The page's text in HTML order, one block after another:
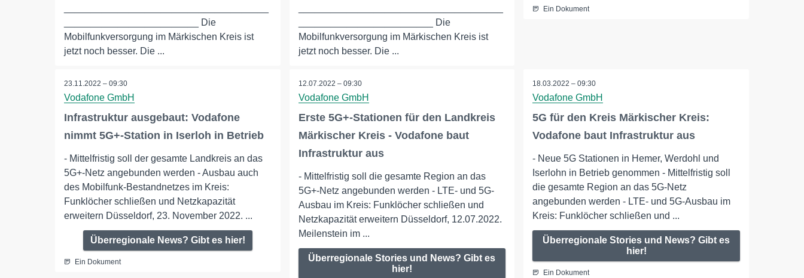
_________________________ Die
Mobilfunkversorgung im Märkischen Kreis ist
jetzt noch besser. Die ...
_________________________ Die
Mobilfunkversorgung im Märkischen Kreis ist
jetzt noch besser. Die ...
Ein Dokument
23.11.2022 – 09:30
Vodafone GmbH
Infrastruktur ausgebaut: Vodafone
nimmt 5G+-Station in Iserloh in Betrieb
- Mittelfristig soll der gesamte Landkreis an das
5G+-Netz angebunden werden - Ausbau auch
des Mobilfunk-Bestandnetzes im Kreis:
Funklöcher schließen und Netzkapazität
erweitern Düsseldorf, 23. November 2022. ...
Überregionale News? Gibt es hier!
Ein Dokument
12.07.2022 – 09:30
Vodafone GmbH
Erste 5G+-Stationen für den Landkreis
Märkischer Kreis - Vodafone baut
Infrastruktur aus
- Mittelfristig soll die gesamte Region an das
5G+-Netz angebunden werden - LTE- und 5G-
Ausbau im Kreis: Funklöcher schließen und
Netzkapazität erweitern Düsseldorf, 12.07.2022.
Meilenstein im ...
Überregionale Stories und News? Gibt es
hier!
18.03.2022 – 09:30
Vodafone GmbH
5G für den Kreis Märkischer Kreis:
Vodafone baut Infrastruktur aus
- Neue 5G Stationen in Hemer, Werdohl und
Iserlohn in Betrieb genommen - Mittelfristig soll
die gesamte Region an das 5G-Netz
angebunden werden - LTE- und 5G-Ausbau im
Kreis: Funklöcher schließen und ...
Überregionale Stories und News? Gibt es
hier!
Ein Dokument